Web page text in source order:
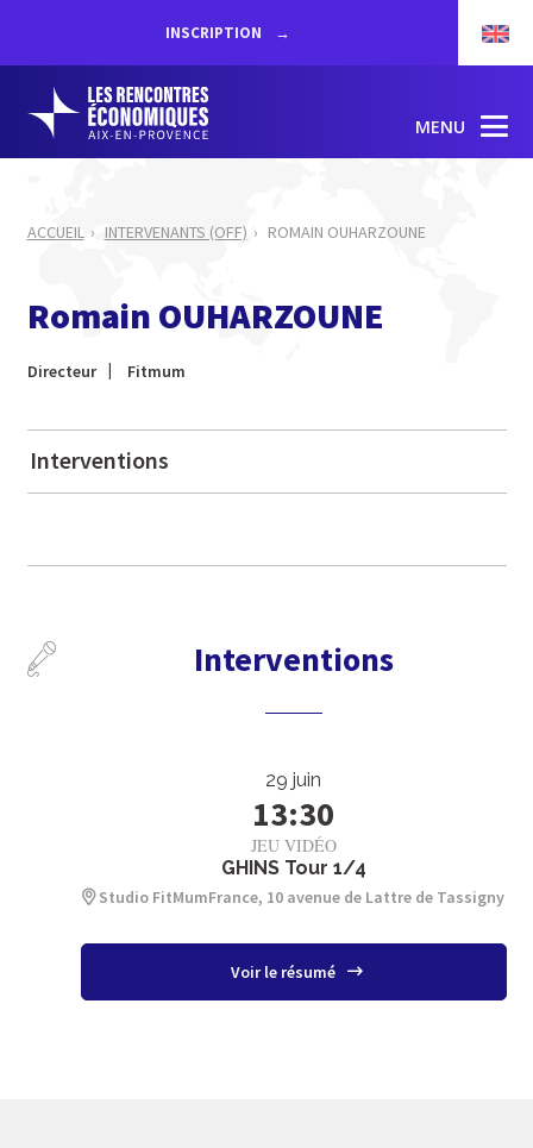
INSCRIPTION
MENU
ACCUEIL INTERVENANTS (OFF) ROMAIN OUHARZOUNE
Romain OUHARZOUNE
Directeur Fitmum
Interventions
Interventions
29 juin
13:30
JEU VIDÉO
GHINS Tour 1/4
Studio FitMumFrance, 10 avenue de Lattre de Tassigny
Voir le résumé